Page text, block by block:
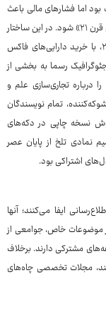
اما فشارهای مالی باعث
شد تا انجمن وارد یک سرمایه‌گذاری مشترک با شرکت «فاکس قرن ۲۱» شود. در این ساختار
جدید، ۷۳ درصد سهام به فاکس واگذار شد. در سال ۲۰۱۹، با خرید دارایی‌های فاکس
دلار، نشنال جئوگرافیک رسما به بخشی از
درباره تجاری‌سازی علم و
مجله در اقدامی شوکه‌کننده، تمام نویسندگان
را اخراج و اعلام کرد که از سال ۲۰۲۴ فروش نسخه چاپی در دکه‌های
نمادی تلخ از پایان عصر
اشتراکی بود.
ایفا می‌کنند؛ آنها
موضوعات خاص، جوامعی از
مشترکی دارند. برخلاف
مجلات تخصصی چاه‌های